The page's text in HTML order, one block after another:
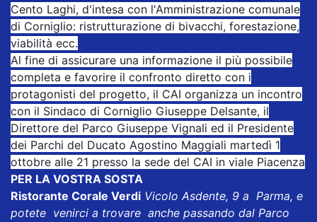
Cento Laghi, d'intesa con l'Amministrazione comunale
di Corniglio: ristrutturazione di bivacchi, forestazione,
viabilità ecc.
Al fine di assicurare una informazione il più possibile
completa e favorire il confronto diretto con i
protagonisti del progetto, il CAI organizza un incontro
con il Sindaco di Corniglio Giuseppe Delsante, il
Direttore del Parco Giuseppe Vignali ed il Presidente
dei Parchi del Ducato Agostino Maggiali martedì 1
ottobre alle 21 presso la sede del CAI in viale Piacenza
PER LA VOSTRA SOSTA
Ristorante Corale Verdi Vicolo Asdente, 9 a Parma, e
potete venirci a trovare anche passando dal Parco